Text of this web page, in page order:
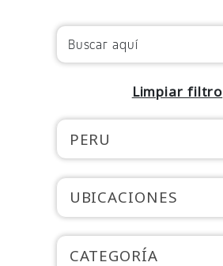
Limpiar filtro
PERU
UBICACIONES
CATEGORÍA